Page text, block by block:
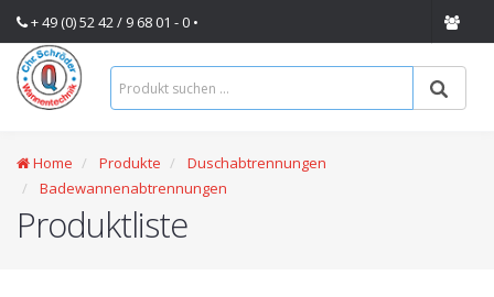
+ 49 (0) 52 42 / 9 68 01 - 0 •
Home Produkte
Duschabtrennungen
Badewannenabtrennungen
Produktliste